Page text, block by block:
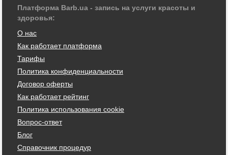
Платформа Barb.ua - запись на услуги красоты и
здоровья:
О нас
Как работает платформа
Тарифы
Политика конфиденциальности
Договор оферты
Как работает рейтинг
Политика использования cookie
Вопрос-ответ
Блог
Справочник процедур